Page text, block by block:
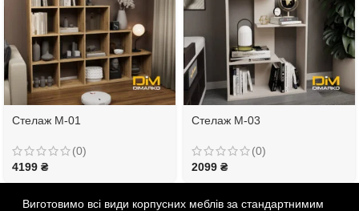
Стелаж М-01
(0)
4199 ₴
Стелаж М-03
(0)
2099 ₴
Виготовимо всі види корпусних меблів за стандартнимим